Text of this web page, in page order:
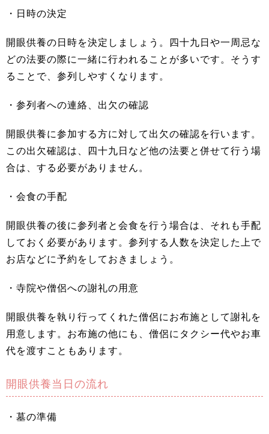
・日時の決定
開眼供養の日時を決定しましょう。四十九日や一周忌な
どの法要の際に一緒に行われることが多いです。そうす
ることで、参列しやすくなります。
・参列者への連絡、出欠の確認
開眼供養に参加する方に対して出欠の確認を行います。
この出欠確認は、四十九日など他の法要と併せて行う場
合は、する必要がありません。
・会食の手配
開眼供養の後に参列者と会食を行う場合は、それも手配
しておく必要があります。参列する人数を決定した上で
お店などに予約をしておきましょう。
・寺院や僧侶への謝礼の用意
開眼供養を執り行ってくれた僧侶にお布施として謝礼を
用意します。お布施の他にも、僧侶にタクシー代やお車
代を渡すこともあります。
開眼供養当日の流れ
・墓の準備